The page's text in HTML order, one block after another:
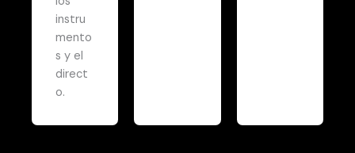
instru
mento
s y el
direct
o.